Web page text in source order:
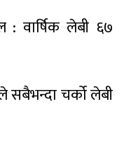
वार्षिक लेबी ६७
चर्को लेबी